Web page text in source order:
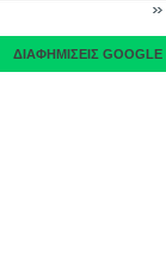
ΔΙΑΦΗΜΙΣΕΙΣ GOOGLE